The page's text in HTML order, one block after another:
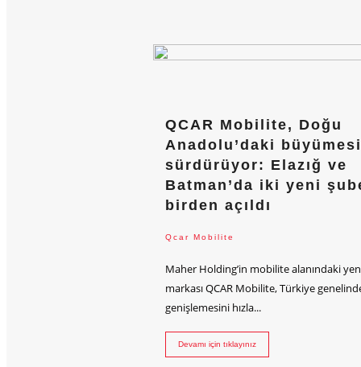
QCAR Mobilite, Doğu
Anadolu’daki
sürdürüyor: Elazığ ve
Batman’da iki yeni
birden açıldı
Qcar Mobilite
Maher Holding’in mobilite alanındaki
markası QCAR Mobilite, Türkiye
genişlemesini hızla...
Devamı için tıklayınız